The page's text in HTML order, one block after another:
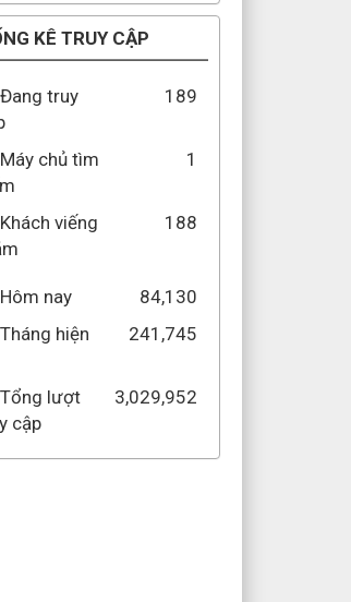
KÊ TRUY CẬP
Đang truy
189
Máy chủ tìm
1
Khách viếng
188
Hôm nay
84,130
Tháng hiện
241,745
Tổng lượt
cập
3,029,952